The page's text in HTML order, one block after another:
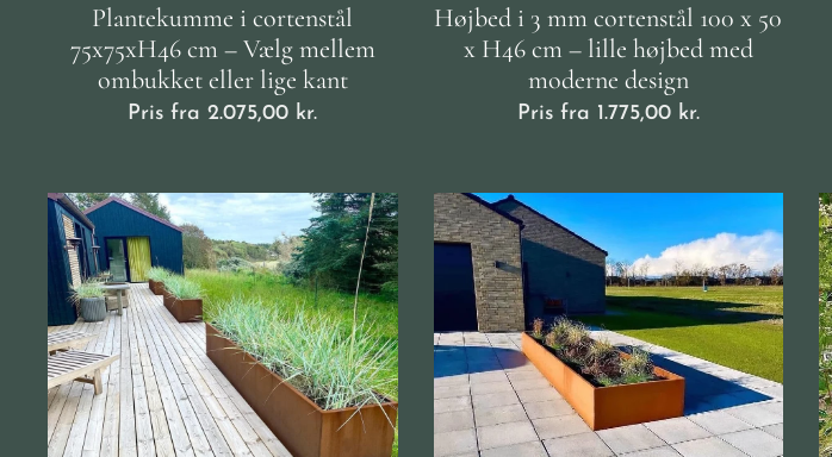
Plantekumme i cortenstål
75x75xH46 cm – Vælg mellem
ombukket eller lige kant
Pris fra2.075,00 kr.
Højbed i 3 mm cortenstål 100 x 50
x H46 cm – lille højbed med
moderne design
Pris fra 1.775,00kr.